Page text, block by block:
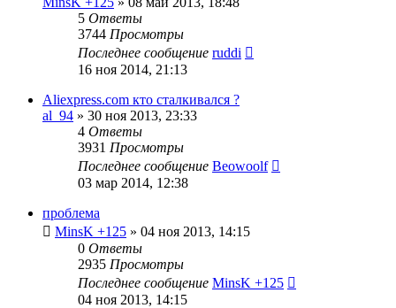
5 Ответы
3744 Просмотры
Последнее сообщение ruddi
16 ноя 2014, 21:13
Aliexpress.com кто сталкивался ?
al_94 » 30 ноя 2013, 23:33
4 Ответы
3931 Просмотры
Последнее сообщение Beowoolf
03 мар 2014, 12:38
проблема
MinsK +125 » 04 ноя 2013, 14:15
0 Ответы
2935 Просмотры
Последнее сообщение MinsK +125
04 ноя 2013, 14:15